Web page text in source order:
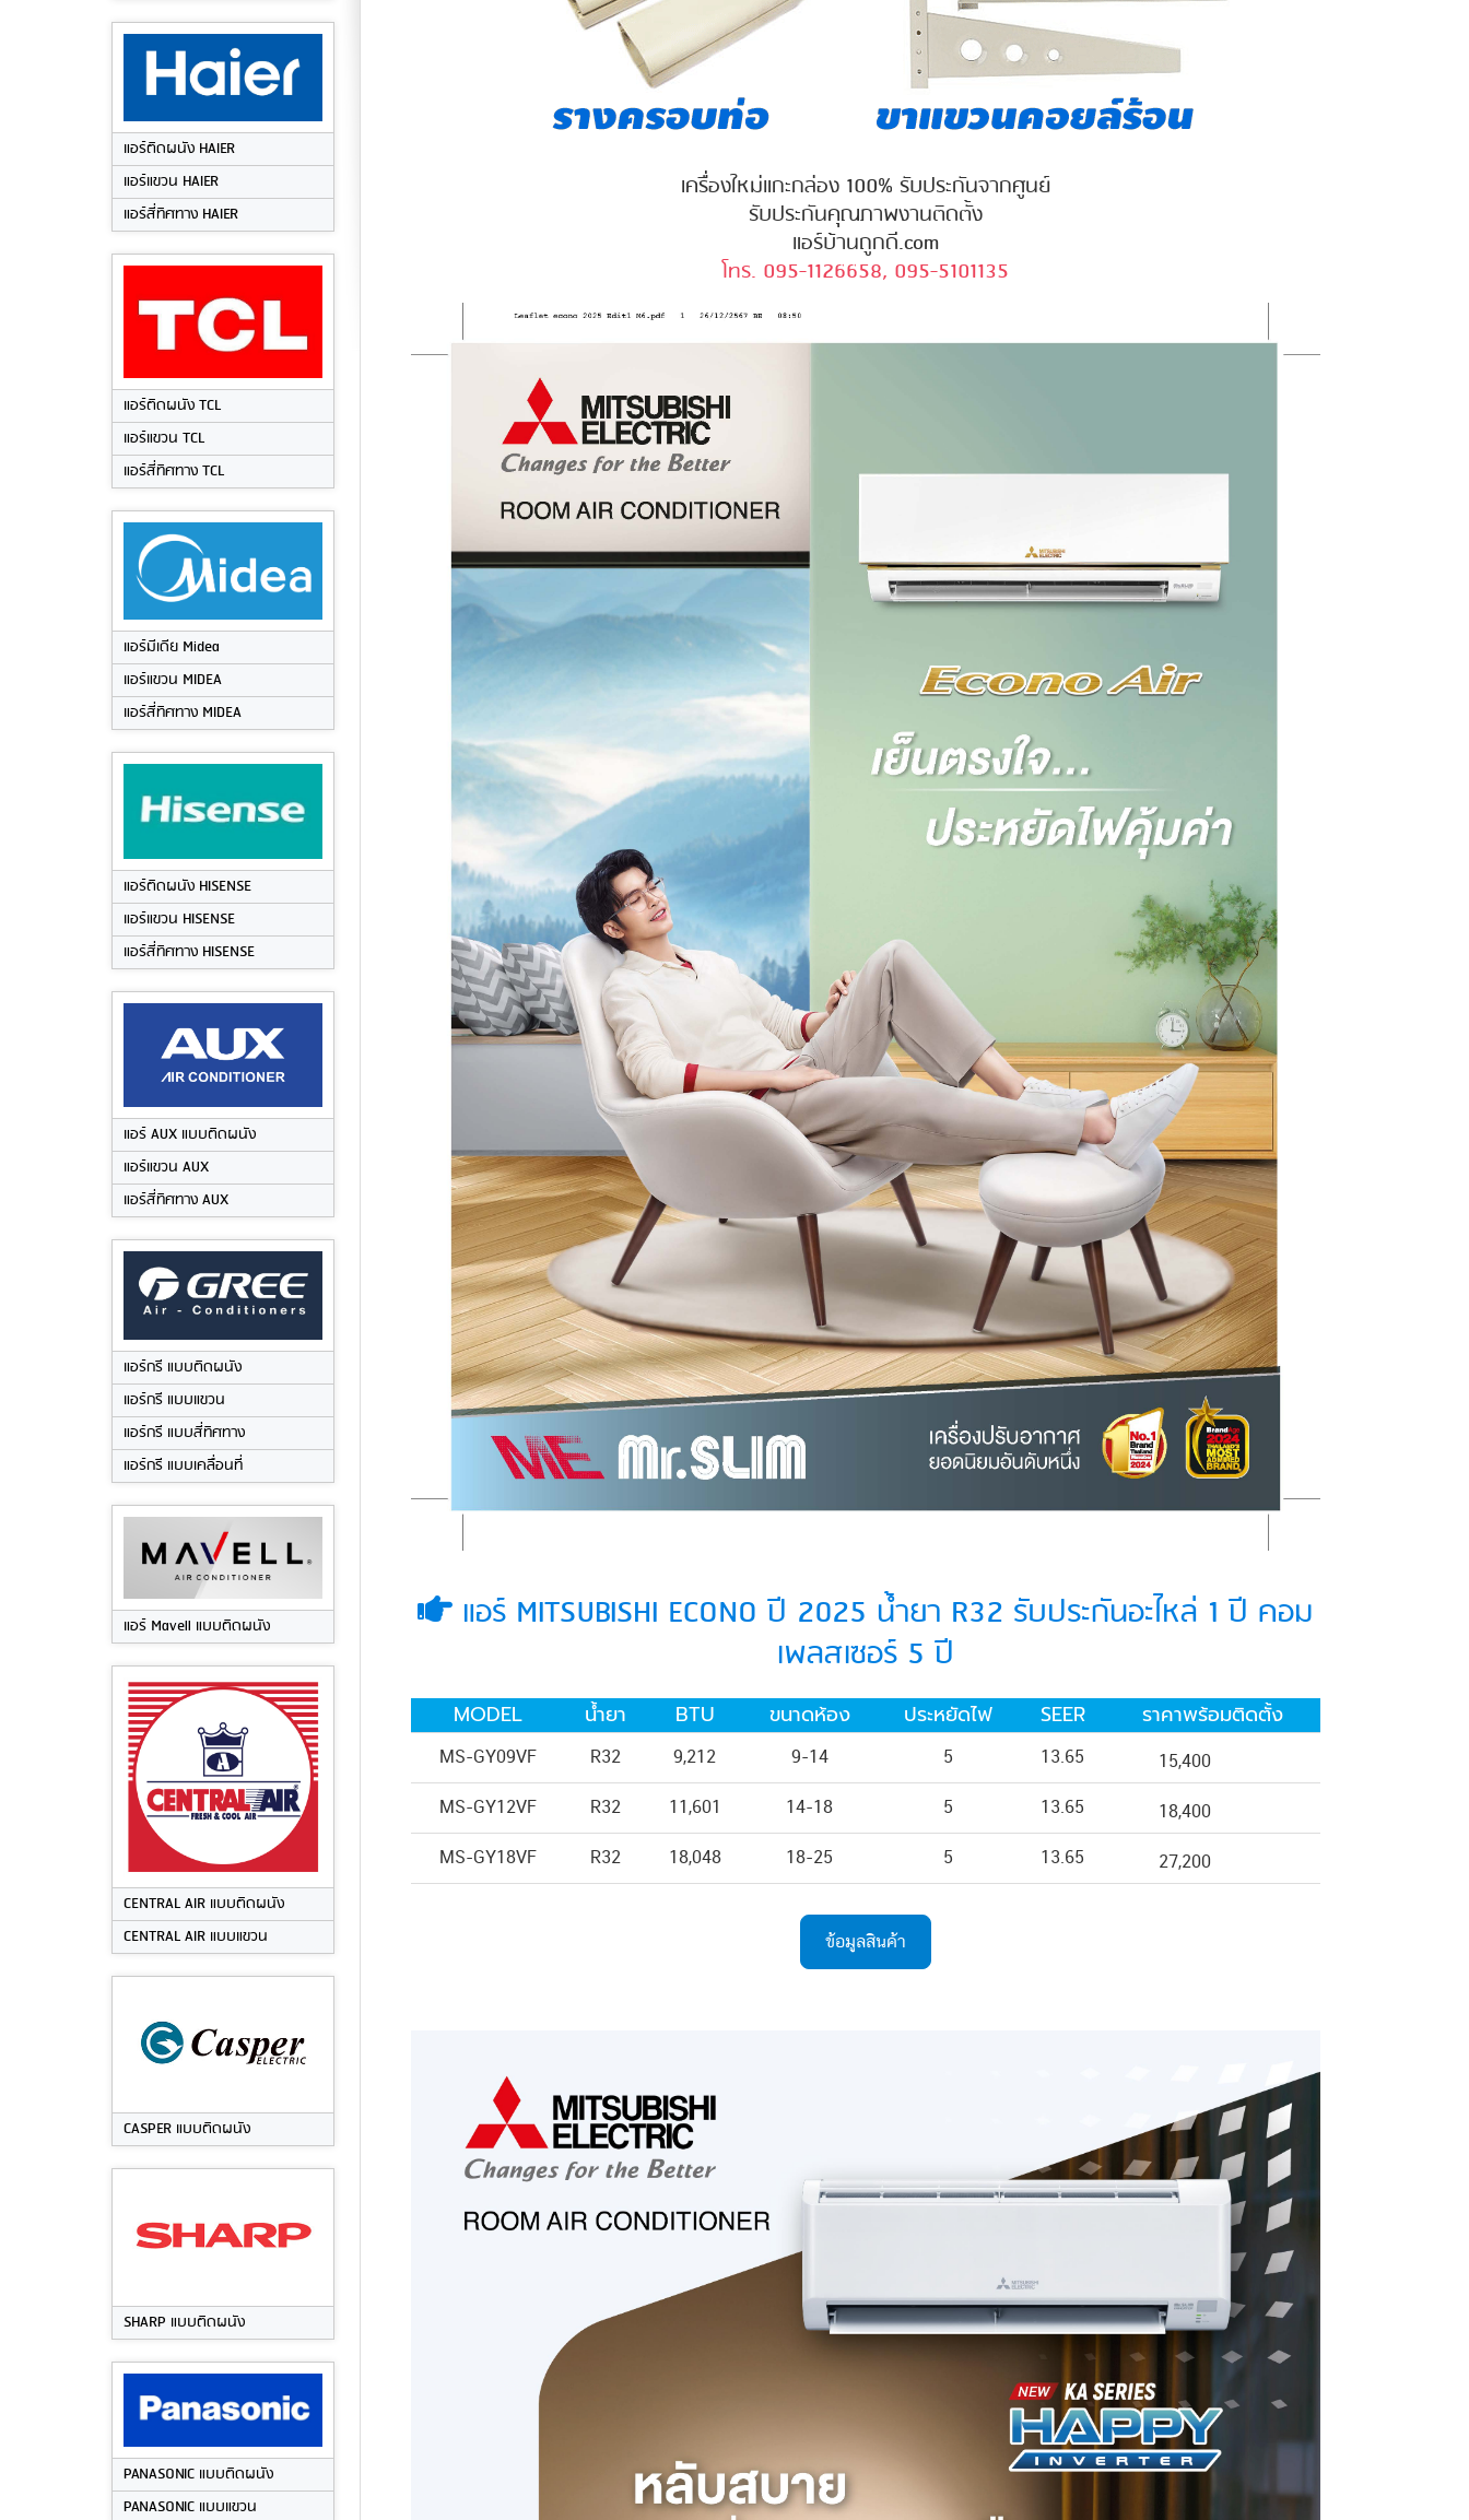
แอร์ติดผนัง HAIER
แอร์แขวน HAIER
แอร์สี่ทิศทาง HAIER
แอร์ติดผนัง TCL
แอร์แขวน TCL
แอร์สี่ทิศทาง TCL
แอร์มีเดีย Midea
แอร์แขวน MIDEA
แอร์สี่ทิศทาง MIDEA
แอร์ติดผนัง HISENSE
แอร์แขวน HISENSE
แอร์สี่ทิศทาง HISENSE
แอร์ AUX แบบติดผนัง
แอร์แขวน AUX
แอร์สี่ทิศทาง AUX
แอร์กรี แบบติดผนัง
แอร์กรี แบบแขวน
แอร์กรี แบบสี่ทิศทาง
แอร์กรี แบบเคลื่อนที่
แอร์ Mavell แบบติดผนัง
CENTRAL AIR แบบติดผนัง
CENTRAL AIR แบบแขวน
CASPER แบบติดผนัง
SHARP แบบติดผนัง
PANASONIC แบบติดผนัง
PANASONIC แบบแขวน
เครื่องใหม่แกะกล่อง 100% รับประกันจากศูนย์
รับประกันคุณภาพงานติดตั้ง
แอร์บ้านถูกดี.com
โทร. 095-1126658, 095-5101135
แอร์ MITSUBISHI ECONO ปี 2025 น้ำยา R32 รับประกันอะไหล่ 1 ปี คอม
เพลสเซอร์ 5 ปี
MODEL น้ำยา BTU ขนาดห้อง ประหยัดไฟ SEER ราคาพร้อมติดตั้ง
MS-GY09VF R32 9,212 9-14 5 13.65 15,400
MS-GY12VF R32 11,601 14-18 5 13.65 18,400
MS-GY18VF R32 18,048 18-25 5 13.65 27,200
ข้อมูลสินค้า